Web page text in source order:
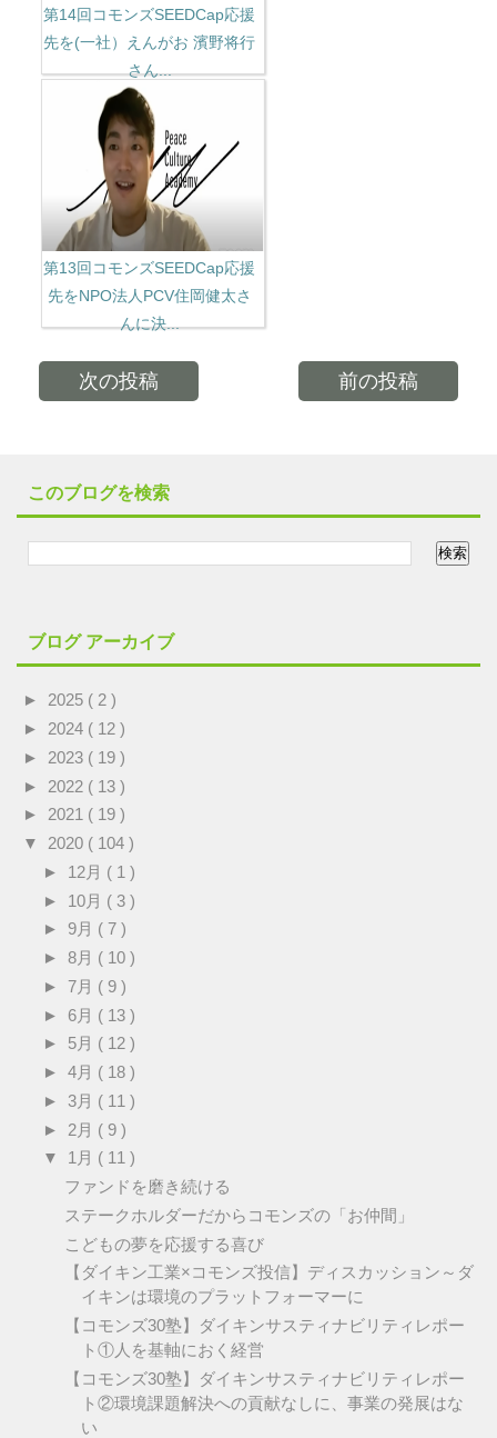
第14回コモンズSEEDCap応援
先を(一社）えんがお 濱野将行
さん...
第13回コモンズSEEDCap応援
先をNPO法人PCV住岡健太さ
んに決...
次の投稿 前の投稿
このブログを検索
ブログ アーカイブ
► 2025 ( 2 )
► 2024 ( 12 )
► 2023 ( 19 )
► 2022 ( 13 )
► 2021 ( 19 )
▼ 2020 ( 104 )
► 12月 ( 1 )
► 10月 ( 3 )
► 9月 ( 7 )
► 8月 ( 10 )
► 7月 ( 9 )
► 6月 ( 13 )
► 5月 ( 12 )
► 4月 ( 18 )
► 3月 ( 11 )
► 2月 ( 9 )
▼ 1月 ( 11 )
ファンドを磨き続ける
ステークホルダーだからコモンズの「お仲間」
こどもの夢を応援する喜び
【ダイキン工業×コモンズ投信】ディスカッション～ダ
イキンは環境のプラットフォーマーに
【コモンズ30塾】ダイキンサスティナビリティレポー
ト①人を基軸におく経営
【コモンズ30塾】ダイキンサスティナビリティレポー
ト②環境課題解決への貢献なしに、事業の発展はな
い